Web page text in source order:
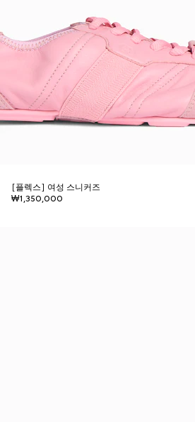
[플렉스] 여성 스니커즈
₩1,350,000